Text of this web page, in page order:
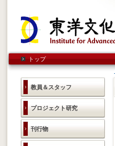
トップ
教員＆スタッフ
プロジェクト研究
刊行物